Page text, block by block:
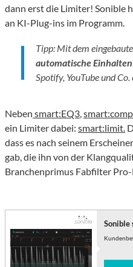
dann erst die Limiter! Sonible
an KI-Plug-ins im Programm.
Tipp: Mit dem
automatische
Spotify, YouTube und Co.
Neben smart:EQ3,smart:comp
ein Limiter dabei: smart:limit.
dass es nach seinem
gab, die ihn von der
Branchenprimus Fabfilter